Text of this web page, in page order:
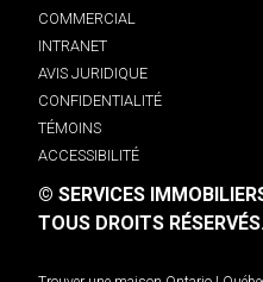
COMMERCIAL
INTRANET
AVIS JURIDIQUE
CONFIDENTIALITÉ
TÉMOINS
ACCESSIBILITÉ
© SERVICES
TOUS DROITS